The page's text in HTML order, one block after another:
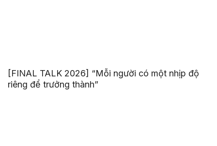
[FINAL TALK 2026] “Mỗi người có một nhịp độ
riêng để trưởng thành”